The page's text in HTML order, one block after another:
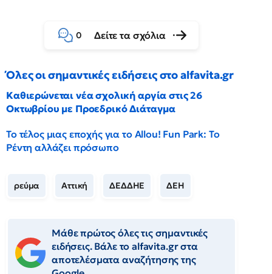
0 Δείτε τα σχόλια
Όλες οι σημαντικές ειδήσεις στο alfavita.gr
Καθιερώνεται νέα σχολική αργία στις 26
Οκτωβρίου με Προεδρικό Διάταγμα
Το τέλος μιας εποχής για το Allou! Fun Park: Το
Ρέντη αλλάζει πρόσωπο
ρεύμα Αττική ΔΕΔΔΗΕ ΔΕΗ
Μάθε πρώτος όλες τις σημαντικές
ειδήσεις. Βάλε το alfavita.gr στα
αποτελέσματα αναζήτησης της